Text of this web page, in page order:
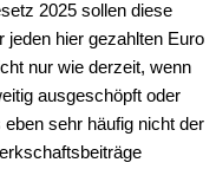
2025 sollen diese
jeden hier gezahlten Euro
nur wie derzeit, wenn
ausgeschöpft oder
sehr häufig nicht der